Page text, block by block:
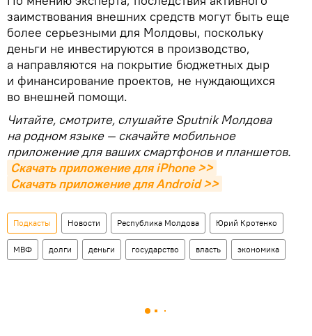
заимствования внешних средств могут быть еще
более серьезными для Молдовы, поскольку
деньги не инвестируются в производство,
а направляются на покрытие бюджетных дыр
и финансирование проектов, не нуждающихся
во внешней помощи.
Читайте, смотрите, слушайте Sputnik Молдова
на родном языке — скачайте мобильное
приложение для ваших смартфонов и планшетов.
Скачать приложение для iPhone >>
Скачать приложение для Android >>
Подкасты Новости Республика Молдова Юрий Кротенко
МВФ долги деньги государство власть экономика